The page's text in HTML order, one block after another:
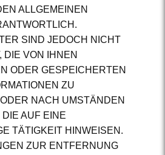
ALLGEMEINEN
SIND JEDOCH NICHT
DIE VON IHNEN
ODER GESPEICHERTEN
ZU
NACH UMSTÄNDEN
AUF EINE
TÄTIGKEIT HINWEISEN.
ZUR ENTFERNUNG